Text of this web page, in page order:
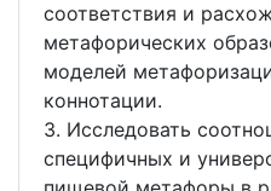
соответствия и
метафорических
моделей
коннотации.
3. Исследовать
специфичных и